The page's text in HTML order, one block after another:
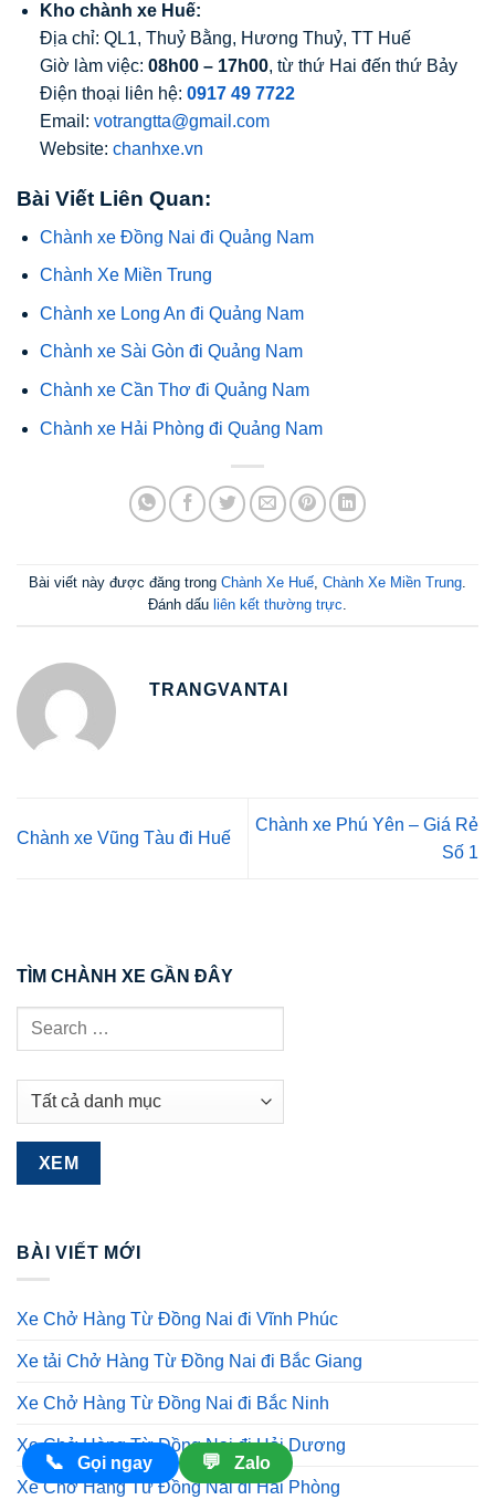
Kho chành xe Huế:
Địa chỉ: QL1, Thuỷ Bằng, Hương Thuỷ, TT Huế
Giờ làm việc: 08h00 – 17h00, từ thứ Hai đến thứ Bảy
Điện thoại liên hệ: 0917 49 7722
Email: votrangtta@gmail.com
Website: chanhxe.vn
📞 Gọi ngay 💬 Zalo
Bài Viết Liên Quan:
Chành xe Đồng Nai đi Quảng Nam
Chành Xe Miền Trung
Chành xe Long An đi Quảng Nam
Chành xe Sài Gòn đi Quảng Nam
Chành xe Cần Thơ đi Quảng Nam
Chành xe Hải Phòng đi Quảng Nam
Bài viết này được đăng trong Chành Xe Huế Chành Xe Miền Trung
Đánh dấu liên kết thường trực
TRANGVANTAI
Chành xe Vũng Tàu đi Huế
Chành xe Phú Yên – Giá Rẻ
Số 1
TÌM CHÀNH XE GẦN ĐÂY
BÀI VIẾT MỚI
Xe Chở Hàng Từ Đồng Nai đi Vĩnh Phúc
Xe tải Chở Hàng Từ Đồng Nai đi Bắc Giang
Xe Chở Hàng Từ Đồng Nai đi Bắc Ninh
Xe Chở Hàng Từ Đồng Nai đi Hải Dương
Xe Chở Hàng Từ Đồng Nai đi Hải Phòng